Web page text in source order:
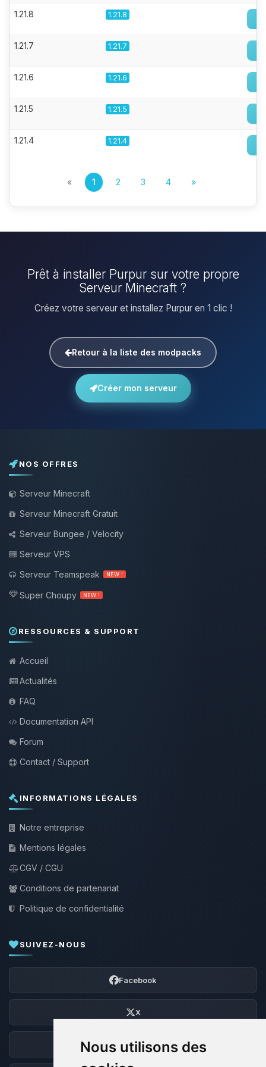
Nous utilisons des
1.21.8 1.21.8
1.21.7 1.21.7
1.21.6 1.21.6
1.21.5 1.21.5
1.21.4 1.21.4
« 1 2 3 4 »
Prêt à installer Purpur sur votre propre
Serveur Minecraft ?
Créez votre serveur et installez Purpur en 1 clic !
Retour à la liste des modpacks
Créer mon serveur
NOS OFFRES
Serveur Minecraft
Serveur Minecraft Gratuit
Serveur Bungee / Velocity
Serveur VPS
Serveur Teamspeak
NEW !
Super Choupy NEW !
RESSOURCES & SUPPORT
Accueil
Actualités
FAQ
Documentation API
Forum
Contact / Support
INFORMATIONS LÉGALES
Notre entreprise
Mentions légales
CGV / CGU
Conditions de partenariat
Politique de confidentialité
SUIVEZ-NOUS
Facebook
X
Discord